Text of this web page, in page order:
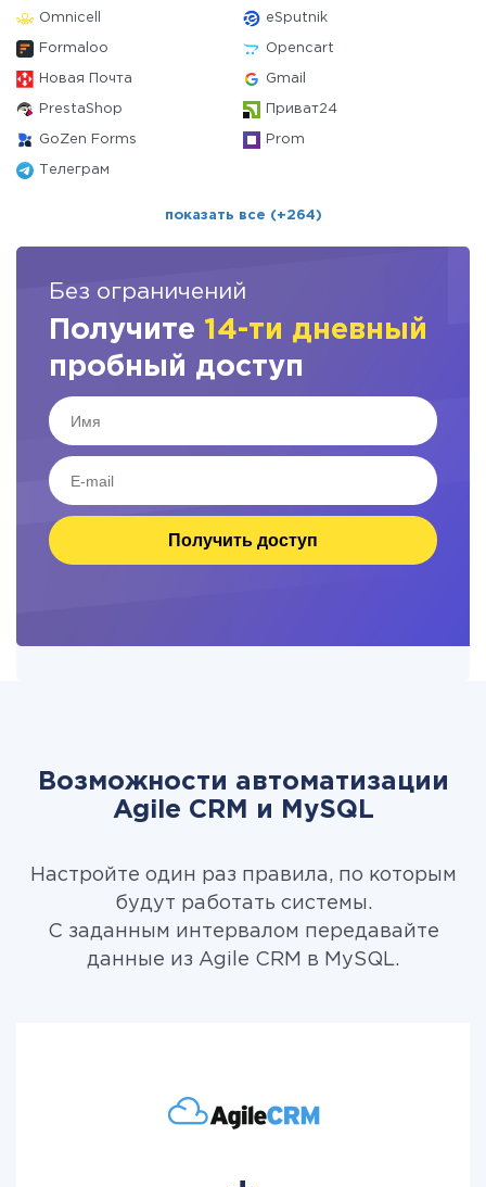
Omnicell eSputnik
Formaloo Opencart
Новая Почта Gmail
PrestaShop Приват24
GoZen Forms Prom
Телеграм
показать все (+264)
Без ограничений
Получите 14-ти дневный
пробный доступ
Получить доступ
Возможности автоматизации
Agile CRM и MySQL
Настройте один раз правила, по которым
будут работать системы.
С заданным интервалом передавайте
данные из Agile CRM в MySQL.